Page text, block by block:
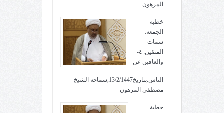
المرهون
خطبة
الجمعة:
سمات
المتقين: ٤-
والعافين عن
الناس.بتاريخ13/2/1447,سماحة الشيخ
مصطفى المرهون
خطبة